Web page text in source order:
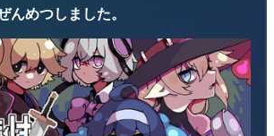
んめつしました。